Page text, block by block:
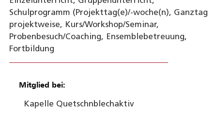
Schulprogramm (Projekttag(e)/-woche(n), Ganztag
projektweise, Kurs/Workshop/Seminar,
Probenbesuch/Coaching, Ensemblebetreuung,
Fortbildung
Mitglied bei:
Kapelle Quetschnblechaktiv